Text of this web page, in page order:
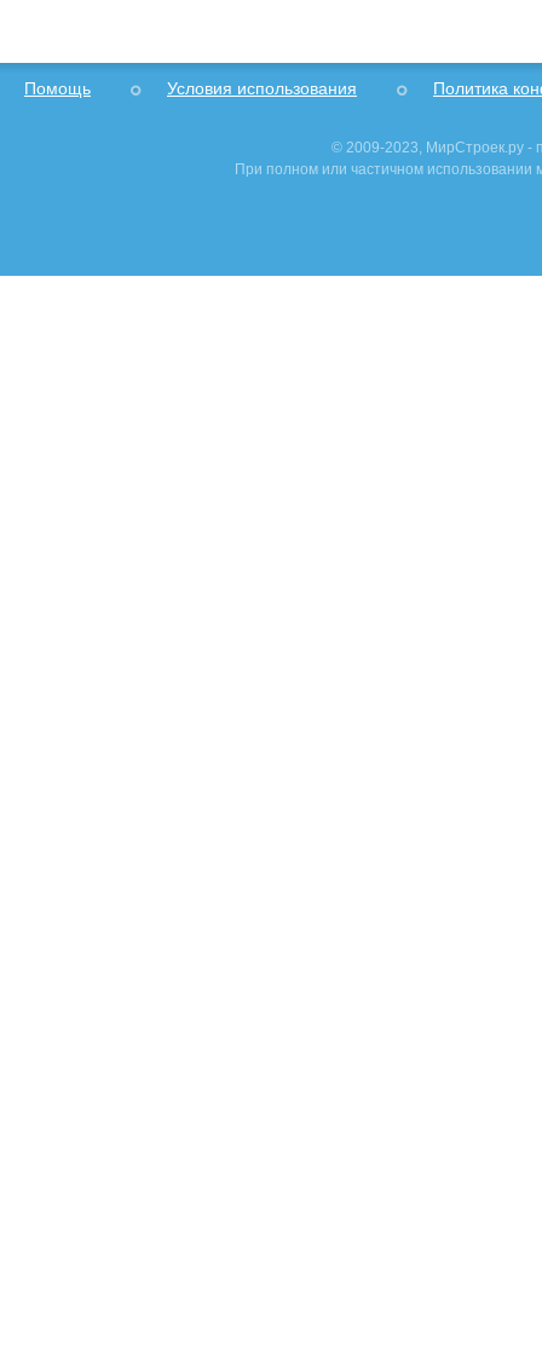
Помощь Условия использования Политика
© 2009-2023, МирСтроек.ру -
При полном или частичном использовании